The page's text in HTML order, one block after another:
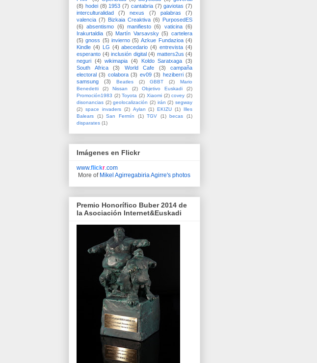
(8) hodei (8) 1953 (7) cantabria (7) gaviotas (7)
interculturalidad
(7) nexus (7) palabras
(7)
valencia (7) Bizkaia Creaktiva (6) PurposedES
(6)
absentismo (6) manifiesto (6) vaticina (6)
Irakurtaldia (5) Martín Varsavsky (5) cartelera
(5) gnoss (5) invierno (5) Azkue Fundazioa (4)
Kindle (4) LG (4) abecedario (4) entrevista (4)
esperanto (4) inclusión digital (4) matters2us (4)
neguri (4) wikimapia (4) Koldo Saratxaga (3)
South Africa
(3) World Cafe (3)
campaña
electoral (3) colabora (3) ev09 (3) heziberri (3)
samsung
(3) Beatles (2) GBBT (2)
Mario
Benedetti
(2) Nissan (2) Objetivo Euskadi
(2)
Promoción1983 (2) Toyota (2) Xiaomi (2) covey (2)
disonancias (2) geolocalización (2) irán (2) segway
(2) space invaders (2) Aylan (1) EKIZU (1)
Illes
Balears
(1) San Fermín (1) TGV (1) becas
(1)
disparates (1)
Imágenes en Flickr
www.flickr .com
More of Mikel Agirregabiria Agirre's photos
Premio Honorífico Buber 2014 de
la Asociación Internet&Euskadi